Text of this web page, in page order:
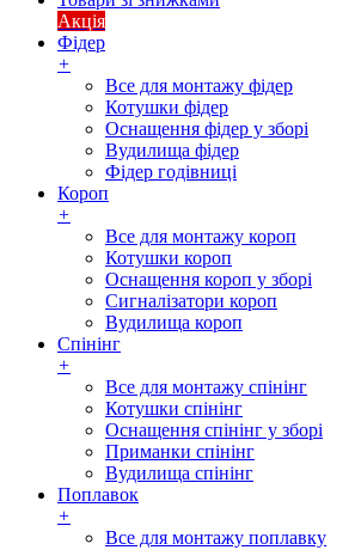
Акція
Фідер
+
Все для монтажу фідер
Котушки фідер
Оснащення фідер у зборі
Вудилища фідер
Фідер годівниці
Короп
+
Все для монтажу короп
Котушки короп
Оснащення короп у зборі
Сигналізатори короп
Вудилища короп
Спінінг
+
Все для монтажу спінінг
Котушки спінінг
Оснащення спінінг у зборі
Приманки спінінг
Вудилища спінінг
Поплавок
+
Все для монтажу поплавку